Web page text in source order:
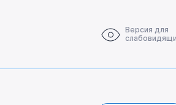
Версия для